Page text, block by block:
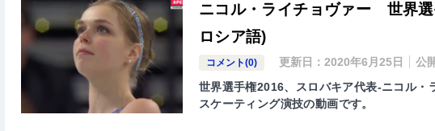
ニコル・ライチョヴァー 世界
ロシア語)
コメント(0) 更新日：2020年6月25日 公
世界選手権2016、スロバキア代表-ニコル
スケーティング演技の動画です。